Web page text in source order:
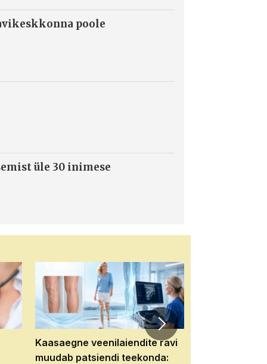
poole
üle 30 inimese
Kaasaegne veenilaiendite ravi
muudab patsiendi teekonda: